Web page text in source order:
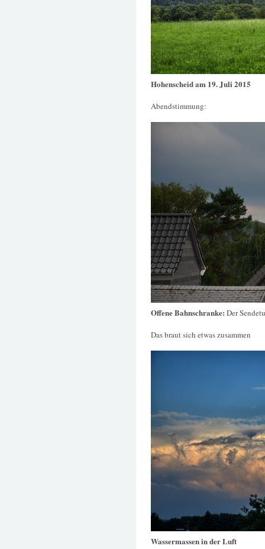
Hohenscheid am 19. Juli 2015
Abendstimmung:
Offene Bahnschranke: Der
Das braut sich etwas zusammen
Wassermassen in der Luft